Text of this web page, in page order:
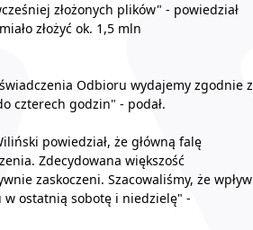
złożonych plików" - powiedział
złożyć ok. 1,5 mln
Odbioru wydajemy zgodnie z
czterech godzin" - podał.
powiedział, że główną falę
Zdecydowana większość
zaskoczeni. Szacowaliśmy, że wpływ
w ostatnią sobotę i niedzielę" -